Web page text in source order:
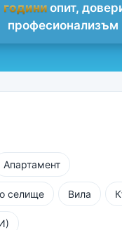
години опит,
професионализъм
Апартамент
селище Вила